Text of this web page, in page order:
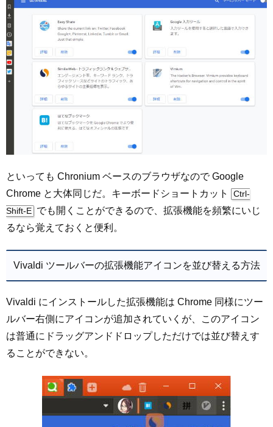
といっても Chronium ベースのブラウザなので Google
Chrome と大体同じだ。キーボードショートカット
Ctrl-
Shift-E でも開くことができるので、拡張機能を頻繁にいじ
るなら覚えておくと便利。
Vivaldi ツールバーの拡張機能アイコンを並び替える方法
Vivaldi にインストールした拡張機能は Chrome 同様にツー
ルバー右側にアイコンが追加されていくが、このアイコン
は普通にドラッグアンドドロップしただけでは並び替えす
ることができない。